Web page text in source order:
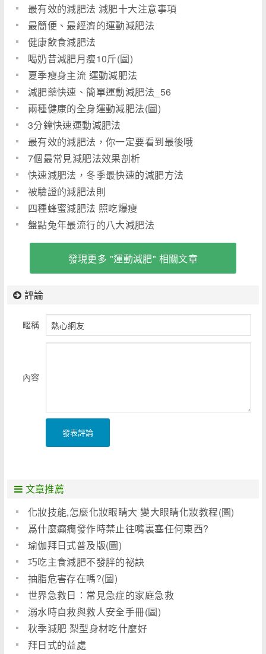
最有效的減肥法 減肥十大注意事項
最簡便、最經濟的運動減肥法
健康飲食減肥法
喝奶昔減肥月瘦10斤(圖)
夏季瘦身主流 運動減肥法
減肥藥快速、簡單運動減肥法_56
兩種健康的全身運動減肥法(圖)
3分鐘快速運動減肥法
最有效的減肥法，你一定要看到最後哦
7個最常見減肥法效果剖析
快速減肥法，冬季最快速的減肥方法
被驗證的減肥法則
四種蜂蜜減肥法 照吃爆瘦
盤點兔年最流行的八大減肥法
發現更多 "運動減肥" 相關文章
評論
暱稱
內容
發表評論
文章推薦
化妝技能,怎麼化妝眼睛大 變大眼睛化妝教程(圖)
爲什麼癲癇發作時禁止往嘴裏塞任何東西?
瑜伽拜日式普及版(圖)
巧吃主食減肥不發胖的祕訣
抽脂危害存在嗎?(圖)
世界急救日：常見急症的家庭急救
溺水時自救與救人安全手冊(圖)
秋季減肥 梨型身材吃什麼好
拜日式的益處